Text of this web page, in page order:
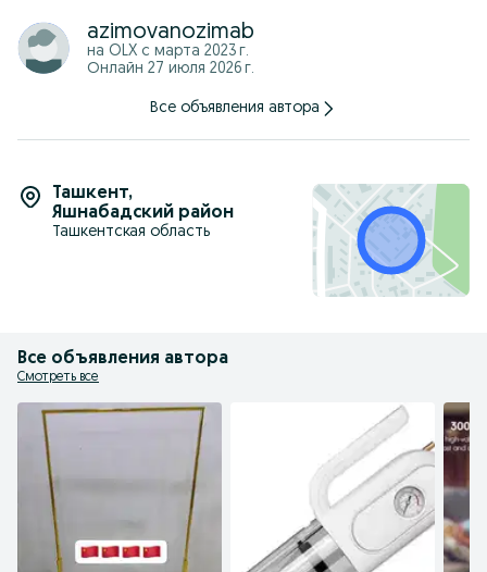
azimovanozimab
на OLX с марта 2023 г.
Онлайн 27 июля 2026 г.
Все объявления автора
Ташкент,
Яшнабадский район
Ташкентская область
Все объявления автора
Смотреть все